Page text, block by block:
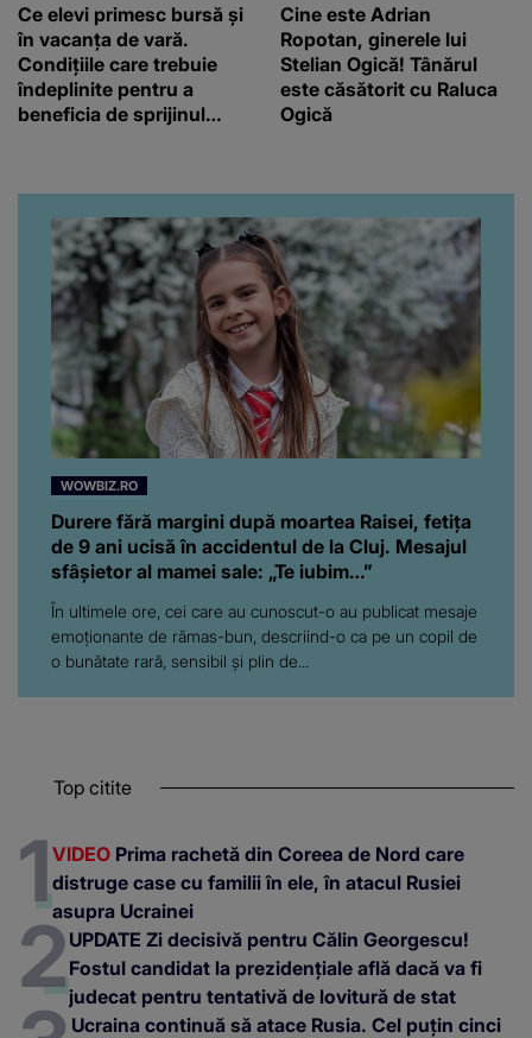
Ce elevi primesc bursă și
în vacanța de vară.
Condițiile care trebuie
îndeplinite pentru a
beneficia de sprijinul
Cine este Adrian
Ropotan, ginerele lui
Stelian Ogică! Tânărul
este căsătorit cu Raluca
Ogică
WOWBIZ.RO
Durere fără margini după moartea Raisei, fetița
de 9 ani ucisă în accidentul de la Cluj. Mesajul
sfâșietor al mamei sale: „Te iubim…”
În ultimele ore, cei care au cunoscut-o au publicat mesaje
emoționante de rămas-bun, descriind-o ca pe un copil de
o bunătate rară, sensibil și plin de...
Top citite
VIDEO Prima rachetă din Coreea de Nord care
distruge case cu familii în ele, în atacul Rusiei
asupra Ucrainei
UPDATE Zi decisivă pentru Călin Georgescu!
Fostul candidat la prezidențiale află dacă va fi
judecat pentru tentativă de lovitură de stat
Ucraina continuă să atace Rusia. Cel puțin cinci